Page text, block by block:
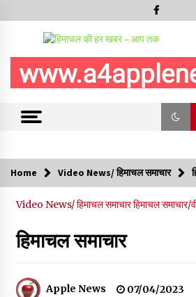
तो होगी जांच : करण शर्मा
09/08/2026
Home Video News/ हिमाचल समाचार
Video News/ हिमाचल समाचारहिमाचल समाचार/
हिमाचल समाचार
Apple News 07/04/2023